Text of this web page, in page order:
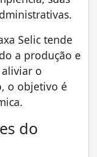
Selic tende
a produção e
o
o objetivo é
do